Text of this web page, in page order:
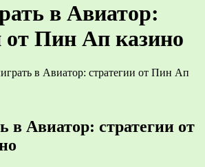
в Авиатор:
от Пин Ап казино
в Авиатор: стратегии от Пин Ап
в Авиатор: стратегии от